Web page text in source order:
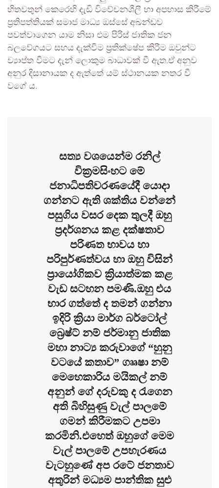
හිතවතුන් කෙරෙහි දැඩි විවේචනශීලී හා අපහාස කිරීමේ
ප්‍රතිපත්තියක් සමාජ මාධ්‍ය ඔස්සේ අඛන්ඩව
පවත්වාගෙන යාම නිසා එම පිරිස් ජාතික ජන
බලවේගයට සහය දැක්වීම ප්‍රතික්ෂේප කිරීම ඔවුන්ට
ව්‍යාප්ත වීමට දැන් ලොකුම බාධාවක් වී ඇත.ඒ අනුව
අනුර දිසානායක ද ඇත්තේ යම් ස්ථානයක නතර වී
වගේ ය.
සත්‍ය වශයෙන්ම රනිල්
වික්‍රමසිංහට මේ
ජනාධිපතිවරණයේදී යොදා
ගන්නට ඇති ශක්තිය වන්නේ
පසුගිය වසර දෙක තුලදී ඔහු
ප්‍රදර්ශනය කළ දක්ෂතාව
පරිණත භාවය හා
පරිපුර්ණත්වය හා ඔහු විසින්
ප්‍රායෝගිකව ක්‍රියාත්මක කළ
වැඩ සටහන පමණි.ඔහු එය
භාර ගත්තේ ද තමන් ගන්නා
ඉදිරි ක්‍රියා මාර්ග බර්ටෝල්
බ්‍රෙෂ්ට් නම් ජර්මානු ජාතික
මහා නාට්‍ය කරුවාගේ “හුනු
වටයේ කතාව” ගෲෂා නම්
මෙහෙකාරිය මයිකල් නම්
අනුන් ගේ දරුවකු ද රැගෙන
අති බිහිසුණු වැල් පාලමේ
ගමන් කිරීමකට උපමා
කරමිනි.එහෙත් ඔහුගේ මෙම
වැල් පාලමේ උපහැරණය
වැටහුණේ අප රටේ ජනතාව
අතුරින් මධ්‍යම පාන්තික සුළු